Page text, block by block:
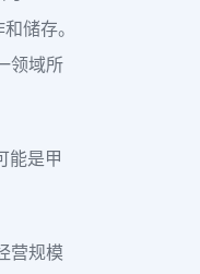
储存。
领域所
能是甲
营规模